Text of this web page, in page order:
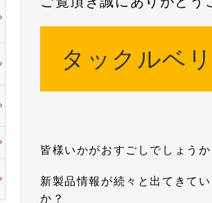
タックルベ
皆様いかがおすごしでしょうか
新製品情報が続々と出てきて
か？